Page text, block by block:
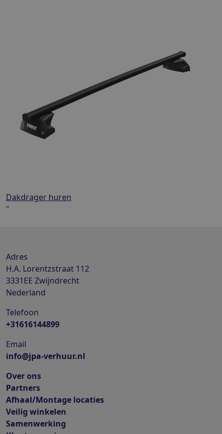
Dakdrager huren
"
Adres
H.A. Lorentzstraat 112
3331EE Zwijndrecht
Nederland
Telefoon
+31616144899
Email
info@jpa-verhuur.nl
Over ons
Partners
Afhaal/Montage locaties
Veilig winkelen
Samenwerking